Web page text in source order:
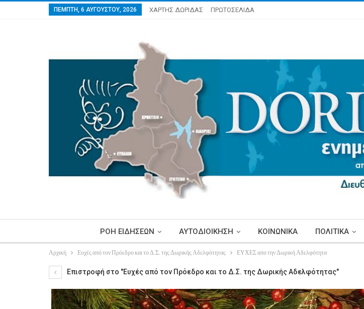
ΠΈΜΠΤΗ, 6 ΑΥΓΟΎΣΤΟΥ, 2026 ΧΑΡΤΗΣ ΔΩΡΙΔΑΣ ΠΡΩΤΟΣΕΛΙΔΑ
ΡΟΗ ΕΙΔΗΣΕΩΝ ΑΥΤΟΔΙΟΙΚΗΣΗ ΚΟΙΝΩΝΙΚΑ ΠΟΛΙΤΙΚΑ
Αρχική Ευχές από τον Πρόεδρο και το Δ.Σ. της Δωρικής Αδελφότητας ΕΥΧΕΣ απο την Δωρική Αδελφότητα
Επιστροφή στο "Ευχές από τον Πρόεδρο και το Δ.Σ. της Δωρικής Αδελφότητας"